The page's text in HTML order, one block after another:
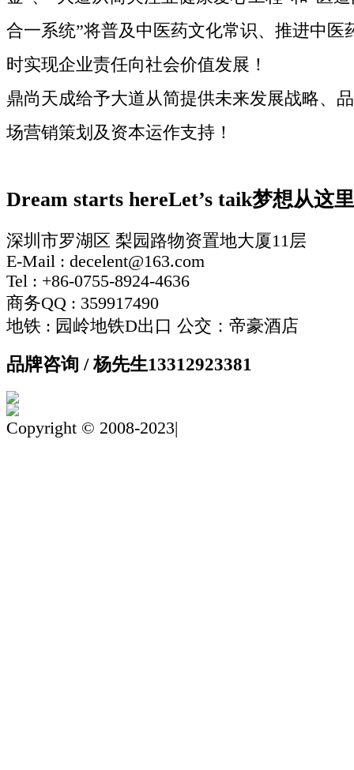
合一系统”将普及中医药文化常识、推进中医
时实现企业责任向社会价值发展！
鼎尚天成给予大道从简提供未来发展战略、
场营销策划及资本运作支持！
Dream starts hereLet’s taik梦想从这
深圳市罗湖区 梨园路物资置地大厦11层
E-Mail : decelent@163.com
Tel : +86-0755-8924-4636
商务QQ : 359917490
地铁 : 园岭地铁D出口 公交：帝豪酒店
品牌咨询 / 杨先生13312923381
Copyright © 2008-2023|